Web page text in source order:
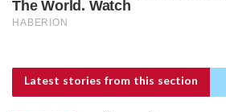
Latest stories from this section